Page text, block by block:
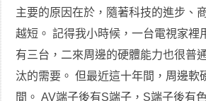
主要的原因在於，隨著科技的進步、
越短。 記得我小時候，一台電視家裡
有三台，二來周邊的硬體能力也很普
汰的需要。 但最近這十年間，周邊
間。 AV端子後有S端子，S端子後有